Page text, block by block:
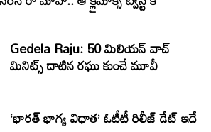
Gedela Raju: 50 మిలియన్‌ వాచ్‌
మినిట్స్‌ దాటిన రఘు కుంచే మూవీ
‘భారత్ భాగ్య విధాత’ ఓటీటీ రిలీజ్‌ డేట్‌ ఇదే